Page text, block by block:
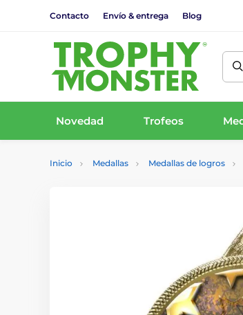
Contacto Envío & entrega Blog
Novedad Trofeos
Inicio Medallas Medallas de logros